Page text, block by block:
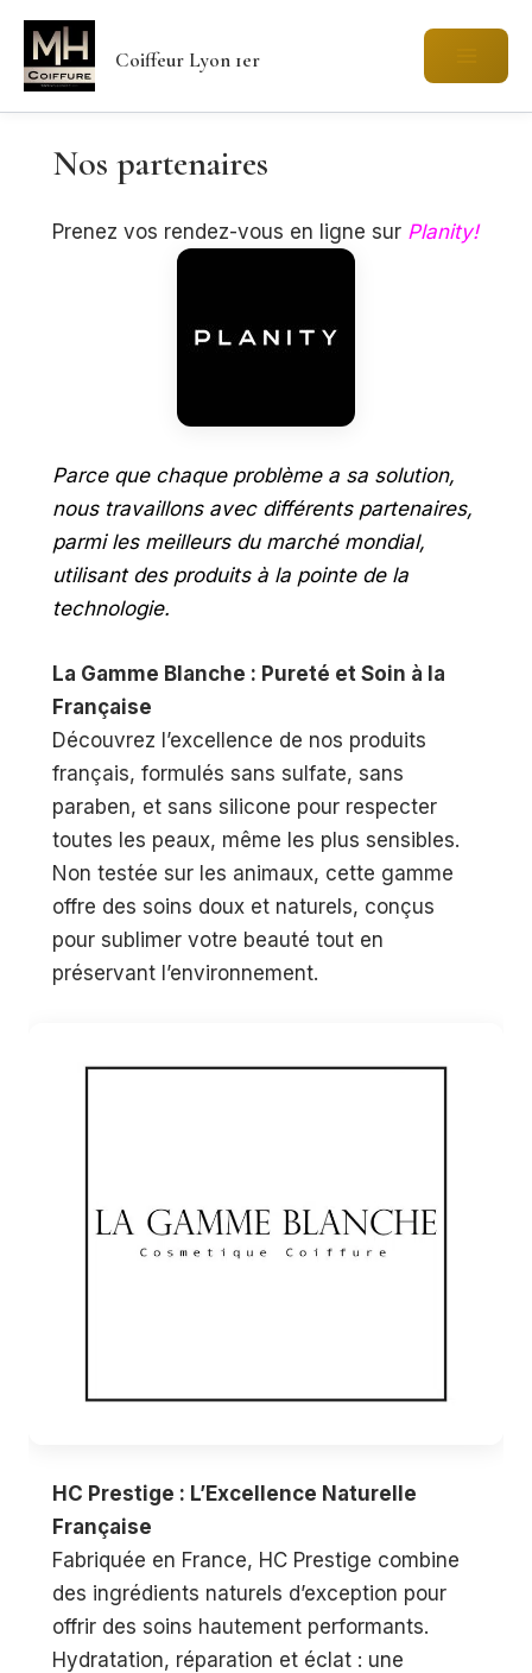
Aller
contenu
Coiffeur Lyon 1er
Nos partenaires
Prenez vos rendez-vous en ligne sur Planity!
Parce que chaque problème a sa solution,
nous travaillons avec différents partenaires,
parmi les meilleurs du marché mondial,
utilisant des produits à la pointe de la
technologie.
La Gamme Blanche : Pureté et Soin à la
Française
Découvrez l’excellence de nos produits
français, formulés sans sulfate, sans
paraben, et sans silicone pour respecter
toutes les peaux, même les plus sensibles.
Non testée sur les animaux, cette gamme
offre des soins doux et naturels, conçus
pour sublimer votre beauté tout en
préservant l’environnement.
HC Prestige : L’Excellence Naturelle
Française
Fabriquée en France, HC Prestige combine
des ingrédients naturels d’exception pour
offrir des soins hautement performants.
Hydratation, réparation et éclat : une